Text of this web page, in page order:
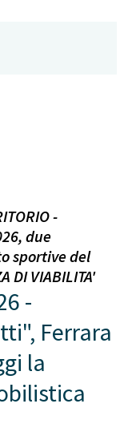
-
due
sportive del
DI VIABILITA'
-
Ferrara
la